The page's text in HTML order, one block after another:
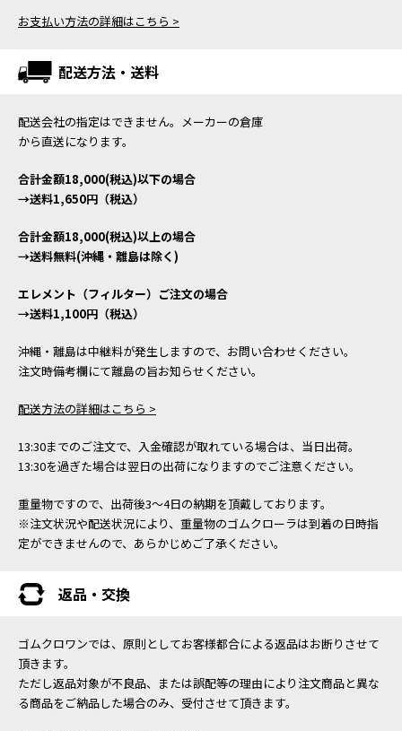
お支払い方法の詳細はこちら >
配送方法・送料
配送会社の指定はできません。メーカーの倉庫
から直送になります。
合計金額18,000(税込)以下の場合
→送料1,650円（税込）
合計金額18,000(税込)以上の場合
→送料無料(沖縄・離島は除く)
エレメント（フィルター）ご注文の場合
→送料1,100円（税込）
沖縄・離島は中継料が発生しますので、お問い合わせください。
注文時備考欄にて離島の旨お知らせください。
配送方法の詳細はこちら >
13:30までのご注文で、入金確認が取れている場合は、当日出荷。
13:30を過ぎた場合は翌日の出荷になりますのでご注意ください。
重量物ですので、出荷後3～4日の納期を頂戴しております。
※注文状況や配送状況により、重量物のゴムクローラは到着の日時指
定ができませんので、あらかじめご了承ください。
返品・交換
ゴムクロワンでは、原則としてお客様都合による返品はお断りさせて
頂きます。
ただし返品対象が不良品、または誤配等の理由により注文商品と異な
る商品をご納品した場合のみ、受付させて頂きます。